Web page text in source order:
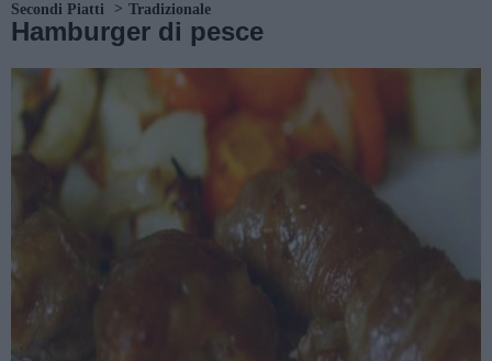
Secondi Piatti Tradizionale
Hamburger di pesce